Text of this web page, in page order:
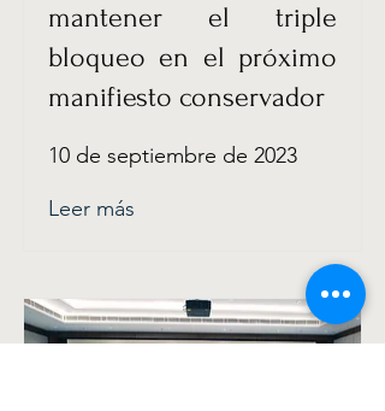
mantener el triple
bloqueo en el próximo
manifiesto conservador
10 de septiembre de 2023
Leer más